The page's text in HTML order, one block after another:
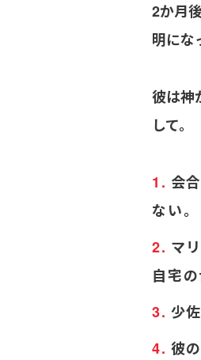
2か月
明にな
彼は神
して。
会
ない。
マ
自宅
少
彼